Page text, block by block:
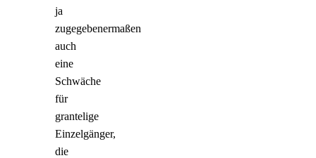
ja
zugegebenermaßen
auch
eine
Schwäche
für
grantelige
Einzelgänger,
die